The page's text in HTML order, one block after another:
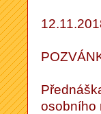
osobního